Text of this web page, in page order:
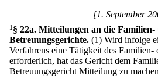
[1. September
1 § 22a. Mitteilungen an die Familien-
Betreuungsgerichte. (1) Wird infolge
Verfahrens eine Tätigkeit des Familien-
erforderlich, hat das Gericht dem
Betreuungsgericht Mitteilung zu